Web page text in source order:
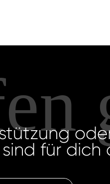
für dich